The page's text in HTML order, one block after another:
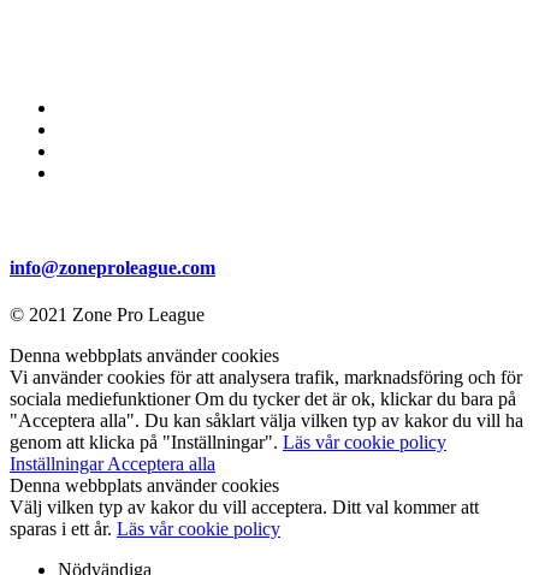
info@zoneproleague.com
© 2021 Zone Pro League
Denna webbplats använder cookies
Vi använder cookies för att analysera trafik, marknadsföring och för
sociala mediefunktioner Om du tycker det är ok, klickar du bara på
"Acceptera alla". Du kan såklart välja vilken typ av kakor du vill ha
genom att klicka på "Inställningar". Läs vår cookie policy
InställningarAcceptera alla
Denna webbplats använder cookies
Välj vilken typ av kakor du vill acceptera. Ditt val kommer att
sparas i ett år. Läs vår cookie policy
Nödvändiga